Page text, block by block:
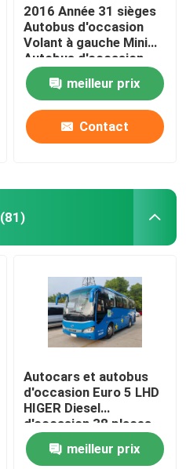
2016 Année 31 sièges
Autobus d'occasion
Volant à gauche Mini
Autobus d'occasion
meilleur prix
Contact
(81)
Autocars et autobus
d'occasion Euro 5 LHD
HIGER Diesel
d'occasion 38 places
meilleur prix